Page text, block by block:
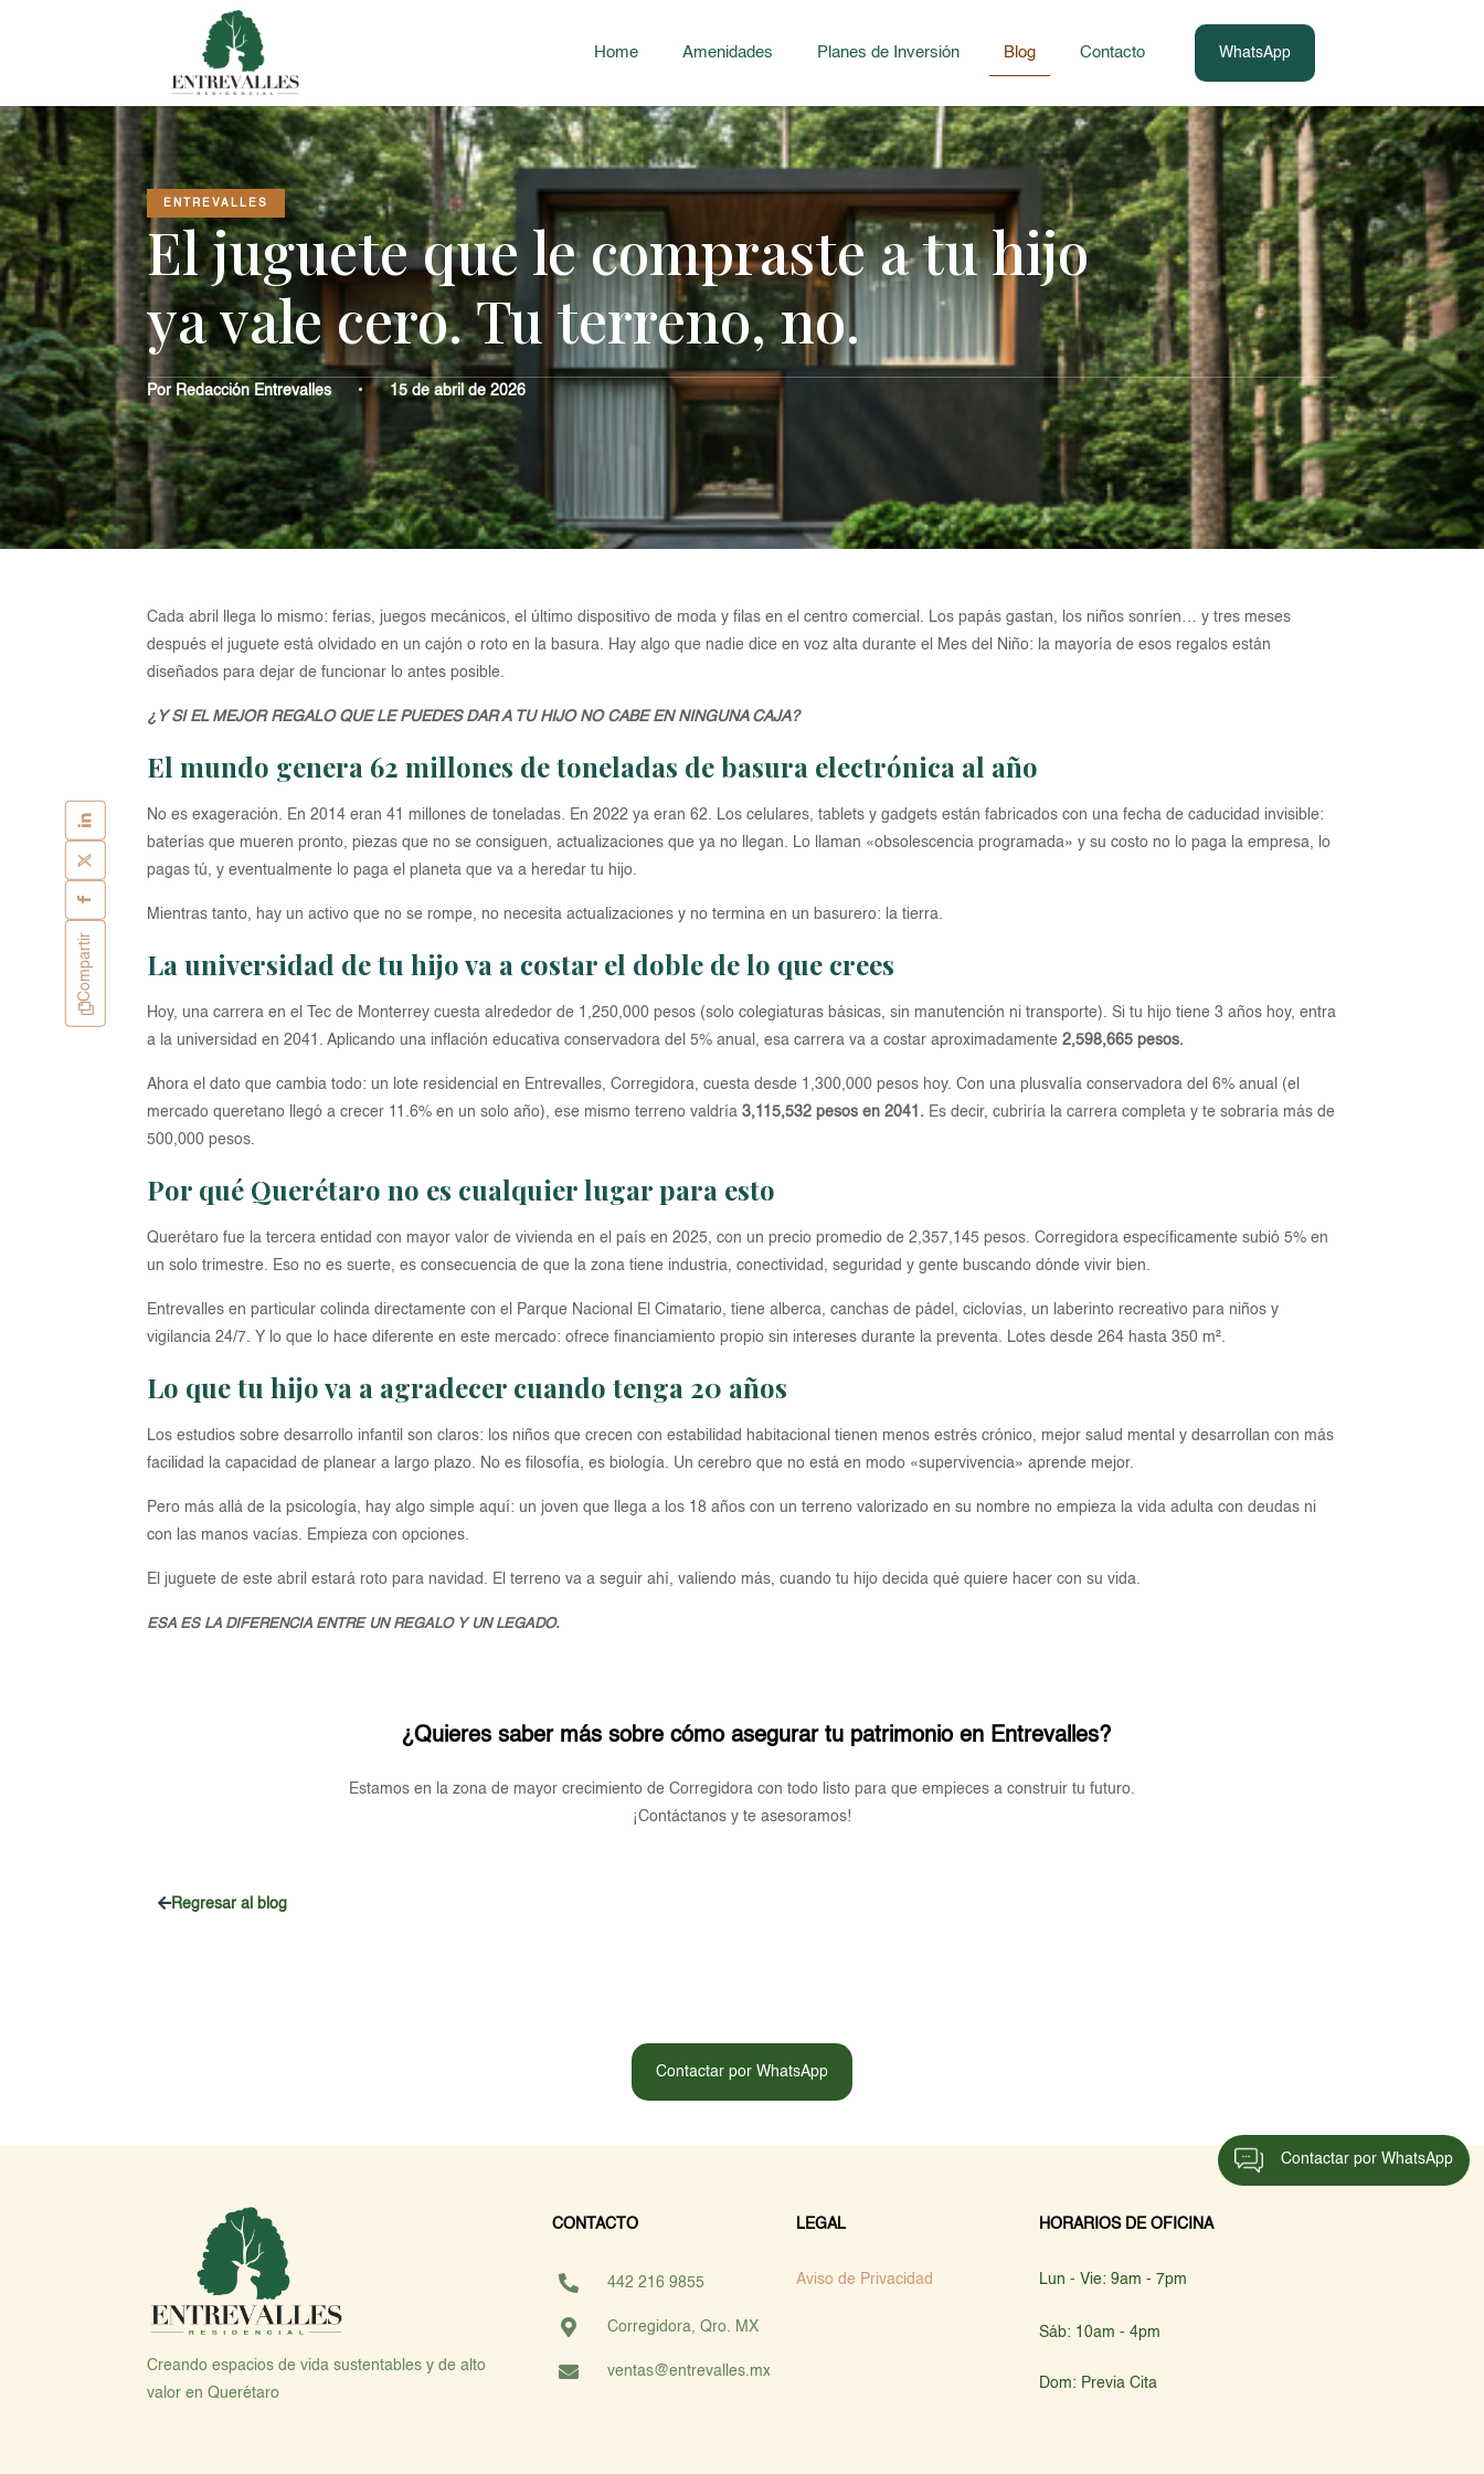
Home Amenidades Planes de Inversión Blog Contacto WhatsApp
ENTREVALLES
El juguete que le compraste a tu hijo
ya vale cero. Tu terreno, no.
Por Redacción Entrevalles • 15 de abril de 2026
Compartir
Cada abril llega lo mismo: ferias, juegos mecánicos, el último dispositivo de moda y filas en el centro comercial. Los papás gastan, los niños sonríen… y tres meses
después el juguete está olvidado en un cajón o roto en la basura. Hay algo que nadie dice en voz alta durante el Mes del Niño: la mayoría de esos regalos están
diseñados para dejar de funcionar lo antes posible.
¿Y SI EL MEJOR REGALO QUE LE PUEDES DAR A TU HIJO NO CABE EN NINGUNA CAJA?
El mundo genera 62 millones de toneladas de basura electrónica al año
No es exageración. En 2014 eran 41 millones de toneladas. En 2022 ya eran 62. Los celulares, tablets y gadgets están fabricados con una fecha de caducidad invisible:
baterías que mueren pronto, piezas que no se consiguen, actualizaciones que ya no llegan. Lo llaman «obsolescencia programada» y su costo no lo paga la empresa, lo
pagas tú, y eventualmente lo paga el planeta que va a heredar tu hijo.
Mientras tanto, hay un activo que no se rompe, no necesita actualizaciones y no termina en un basurero: la tierra.
La universidad de tu hijo va a costar el doble de lo que crees
Hoy, una carrera en el Tec de Monterrey cuesta alrededor de 1,250,000 pesos (solo colegiaturas básicas, sin manutención ni transporte). Si tu hijo tiene 3 años hoy, entra
a la universidad en 2041. Aplicando una inflación educativa conservadora del 5% anual, esa carrera va a costar aproximadamente 2,598,665 pesos.
Ahora el dato que cambia todo: un lote residencial en Entrevalles, Corregidora, cuesta desde 1,300,000 pesos hoy. Con una plusvalía conservadora del 6% anual (el
mercado queretano llegó a crecer 11.6% en un solo año), ese mismo terreno valdría 3,115,532 pesos en 2041. Es decir, cubriría la carrera completa y te sobraría más de
500,000 pesos.
Por qué Querétaro no es cualquier lugar para esto
Querétaro fue la tercera entidad con mayor valor de vivienda en el país en 2025, con un precio promedio de 2,357,145 pesos. Corregidora específicamente subió 5% en
un solo trimestre. Eso no es suerte, es consecuencia de que la zona tiene industria, conectividad, seguridad y gente buscando dónde vivir bien.
Entrevalles en particular colinda directamente con el Parque Nacional El Cimatario, tiene alberca, canchas de pádel, ciclovías, un laberinto recreativo para niños y
vigilancia 24/7. Y lo que lo hace diferente en este mercado: ofrece financiamiento propio sin intereses durante la preventa. Lotes desde 264 hasta 350 m².
Lo que tu hijo va a agradecer cuando tenga 20 años
Los estudios sobre desarrollo infantil son claros: los niños que crecen con estabilidad habitacional tienen menos estrés crónico, mejor salud mental y desarrollan con más
facilidad la capacidad de planear a largo plazo. No es filosofía, es biología. Un cerebro que no está en modo «supervivencia» aprende mejor.
Pero más allá de la psicología, hay algo simple aquí: un joven que llega a los 18 años con un terreno valorizado en su nombre no empieza la vida adulta con deudas ni
con las manos vacías. Empieza con opciones.
El juguete de este abril estará roto para navidad. El terreno va a seguir ahí, valiendo más, cuando tu hijo decida qué quiere hacer con su vida.
ESA ES LA DIFERENCIA ENTRE UN REGALO Y UN LEGADO.
¿Quieres saber más sobre cómo asegurar tu patrimonio en Entrevalles?
Estamos en la zona de mayor crecimiento de Corregidora con todo listo para que empieces a construir tu futuro.
¡Contáctanos y te asesoramos!
Regresar al blog
Contactar por WhatsApp
Creando espacios de vida sustentables y de alto
valor en Querétaro
CONTACTO
442 216 9855
Corregidora, Qro. MX
ventas@entrevalles.mx
LEGAL
Aviso de Privacidad
HORARIOS DE OFICINA
Lun - Vie: 9am - 7pm
Sáb: 10am - 4pm
Dom: Previa Cita
Contactar por WhatsApp